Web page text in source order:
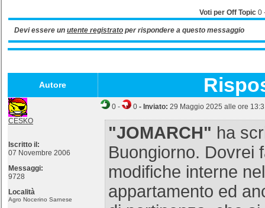
Voti per Off Topic 0
Devi essere un utente registrato per rispondere a questo messaggio
Autore
CESKO
Iscritto il:
07 Novembre 2006
Messaggi:
9728
Località
Agro Nocerino Sarnese
0 - 0 - Inviato: 29 Maggio 2025 alle ore
"JOMARCH" ha
Buongiorno. Dovrei
modifiche interne
appartamento ed